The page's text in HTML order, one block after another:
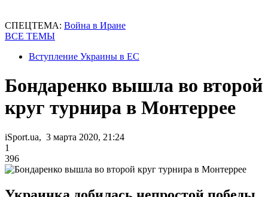
СПЕЦТЕМА: Война в Иране
ВСЕ ТЕМЫ
Вступление Украины в ЕС
Бондаренко вышла во второй
круг турнира в Монтеррее
iSport.ua, 3 марта 2020, 21:24
1
396